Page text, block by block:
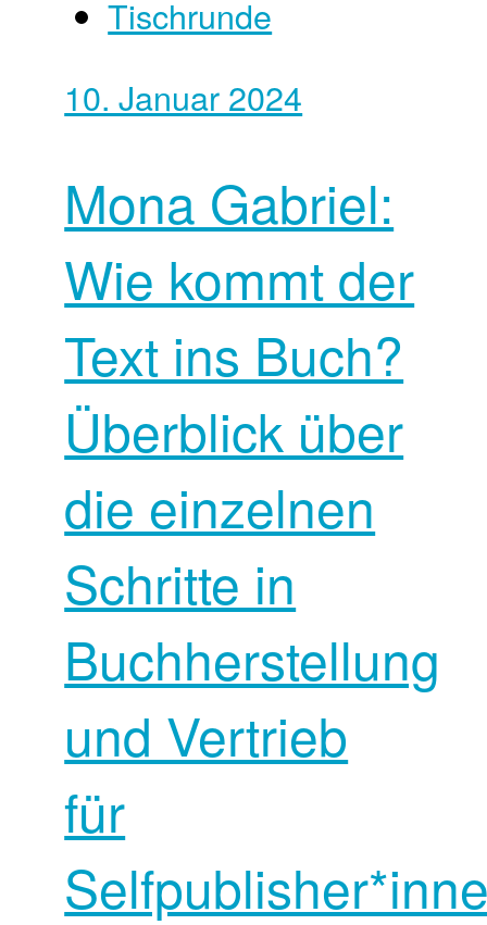
Tischrunde
10. Januar 2024
Mona Gabriel:
Wie kommt der
Text ins Buch?
Überblick über
die einzelnen
Schritte in
Buchherstellung
und Vertrieb
für